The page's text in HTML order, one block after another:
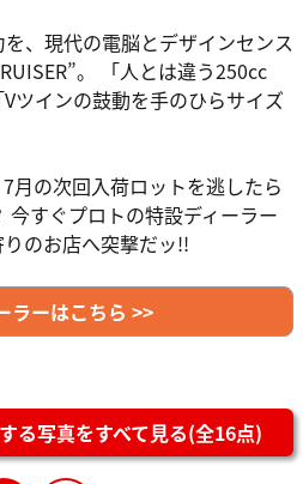
、現代の電脳とデザインセンス
。 「人とは違う250cc
ツインの鼓動を手のひらサイズ
月の次回入荷ロットを逃したら
すぐプロトの特設ディーラー
のお店へ突撃だッ!!
ラーはこちら >>
る写真をすべて見る(全16点)